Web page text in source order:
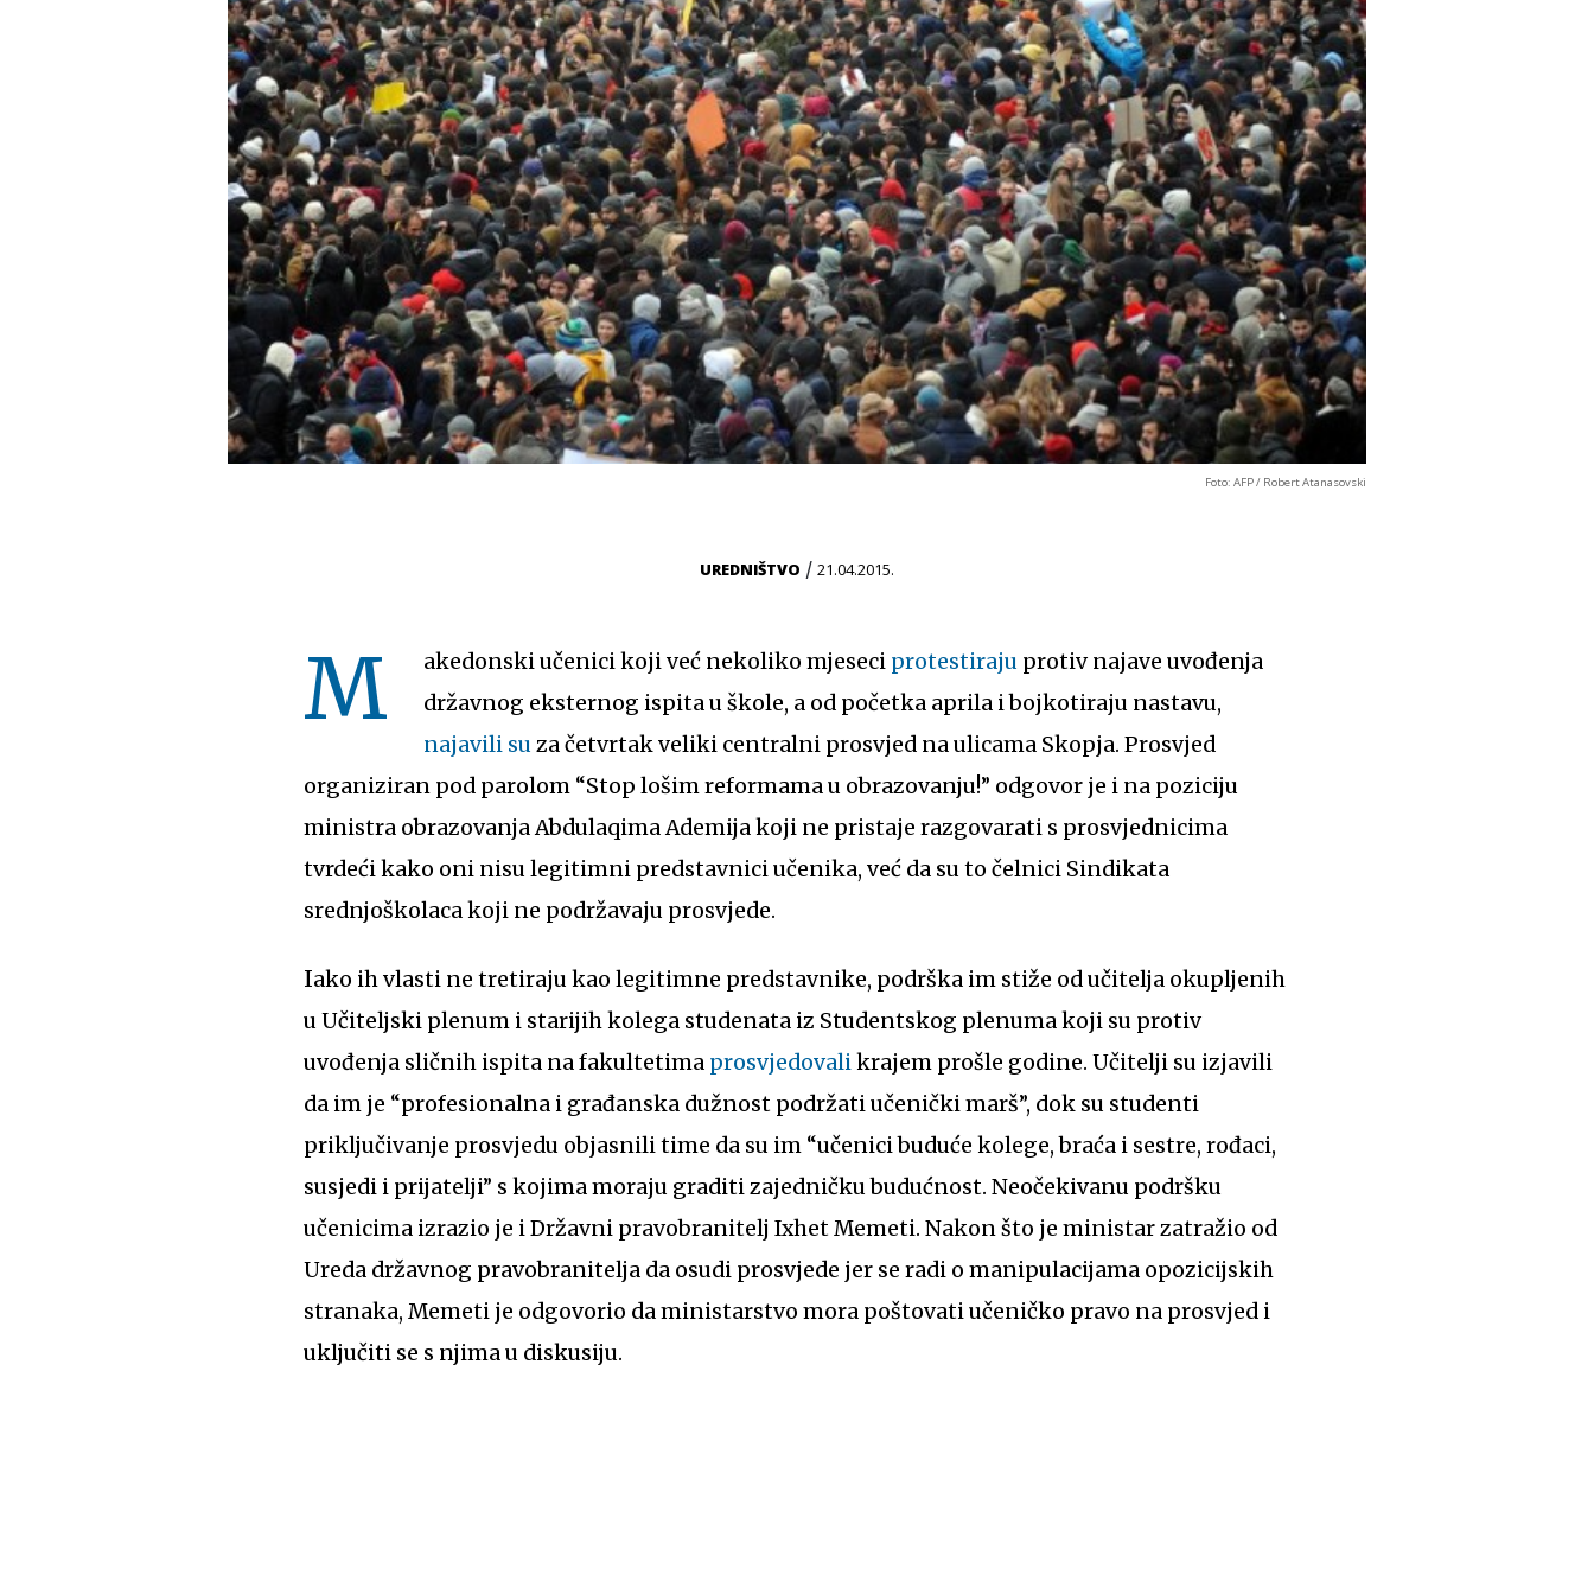
Foto: AFP / Robert Atanasovski
UREDNIŠTVO / 21.04.2015.
M akedonski učenici koji već nekoliko mjeseci protestiraju protiv najave uvođenja
državnog eksternog ispita u škole, a od početka aprila i bojkotiraju nastavu,
najavili su za četvrtak veliki centralni prosvjed na ulicama Skopja. Prosvjed
organiziran pod parolom “Stop lošim reformama u obrazovanju!” odgovor je i na poziciju
ministra obrazovanja Abdulaqima Ademija koji ne pristaje razgovarati s prosvjednicima
tvrdeći kako oni nisu legitimni predstavnici učenika, već da su to čelnici Sindikata
srednjoškolaca koji ne podržavaju prosvjede.
Iako ih vlasti ne tretiraju kao legitimne predstavnike, podrška im stiže od učitelja okupljenih
u Učiteljski plenum i starijih kolega studenata iz Studentskog plenuma koji su protiv
uvođenja sličnih ispita na fakultetima prosvjedovalikrajem prošle godine. Učitelji su izjavili
da im je “profesionalna i građanska dužnost podržati učenički marš”, dok su studenti
priključivanje prosvjedu objasnili time da su im “učenici buduće kolege, braća i sestre, rođaci,
susjedi i prijatelji” s kojima moraju graditi zajedničku budućnost. Neočekivanu podršku
učenicima izrazio je i Državni pravobranitelj Ixhet Memeti. Nakon što je ministar zatražio od
Ureda državnog pravobranitelja da osudi prosvjede jer se radi o manipulacijama opozicijskih
stranaka, Memeti je odgovorio da ministarstvo mora poštovati učeničko pravo na prosvjed i
uključiti se s njima u diskusiju.